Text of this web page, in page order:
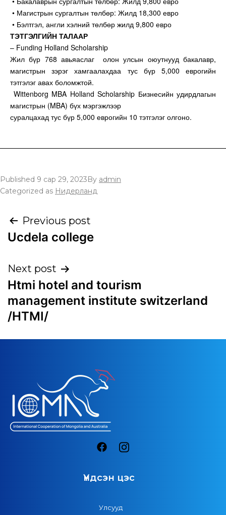
• Магистрын сургалтын төлбөр: Жилд 18,300 евро
• Бэлтгэл, англи хэлний төлбөр жилд 9,800 евро
ТЭТГЭЛГИЙН ТАЛААР
– Funding Holland Scholarship
Жил бүр 768 авьяаслаг олон улсын оюутнууд бакалавр,
магистрын зэрэг хамгаалахдаа тус бүр 5,000 еврогийн
тэтгэлэг авах боломжтой.
Wittenborg MBA Holland Scholarship Бизнесийн удирдлагын
магистрын (MBA) бүх мэргэжлээр
суралцахад тус бүр 5,000 еврогийн 10 тэтгэлэг олгоно.
Published 9 сар 29, 2023 By admin
Categorized as Нидерланд
Previous post
Ucdela college
Next post
Htmi hotel and tourism
management institute switzerland
/HTMI/
Үндсэн цэс
Улсууд